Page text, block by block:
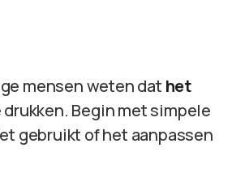
mensen weten dat het
Begin met simpele
gebruikt of het aanpassen